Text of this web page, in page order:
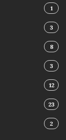
1
3
8
3
12
23
2